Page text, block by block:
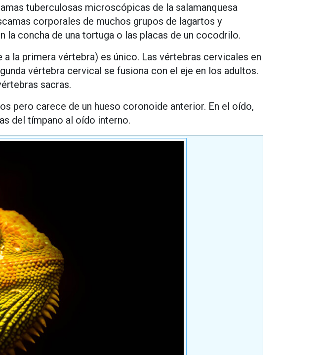
tuberculosas microscópicas de la salamanquesa
corporales de muchos grupos de lagartos y
la concha de una tortuga o las placas de un cocodrilo.
la primera vértebra) es único. Las vértebras cervicales en
vértebra cervical se fusiona con el eje en los adultos.
sacras.
pero carece de un hueso coronoide anterior. En el oído,
del tímpano al oído interno.